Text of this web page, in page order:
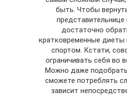
быть. Чтобы
представительнице
достаточно
кратковременные диеты
спортом. Кстати,
ограничивать себя во
Можно даже
сможете потреблять
зависит